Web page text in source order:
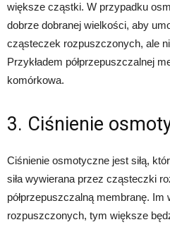
większe cząstki. W przypadku
dobrze dobranej wielkości, aby
cząsteczek rozpuszczonych, ale
Przykładem półprzepuszczalnej
komórkowa.
3. Ciśnienie
Ciśnienie osmotyczne jest siłą,
siła wywierana przez cząsteczki
półprzepuszczalną membranę.
rozpuszczonych, tym większe